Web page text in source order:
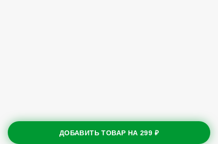
ДОБАВИТЬ ТОВАР НА299 ₽